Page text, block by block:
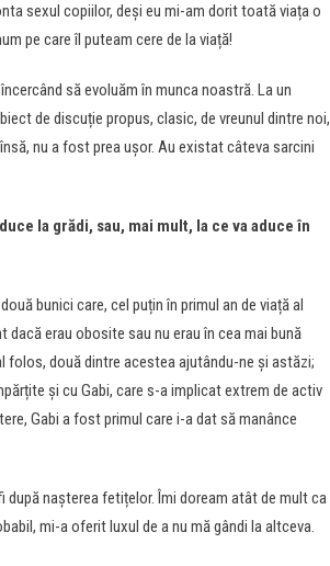
sexul copiilor, deși eu mi-am dorit toată viața o
pe care îl puteam cere de la viață!
să evoluăm în munca noastră. La un
de discuție propus, clasic, de vreunul dintre noi,
nu a fost prea ușor. Au existat câteva sarcini
la grădi, sau, mai mult, la ce va aduce în
bunici care, cel puțin în primul an de viață al
erau obosite sau nu erau în cea mai bună
două dintre acestea ajutându-ne și astăzi;
și cu Gabi, care s-a implicat extrem de activ
Gabi a fost primul care i-a dat să manânce
după nașterea fetițelor. Îmi doream atât de mult ca
mi-a oferit luxul de a nu mă gândi la altceva.